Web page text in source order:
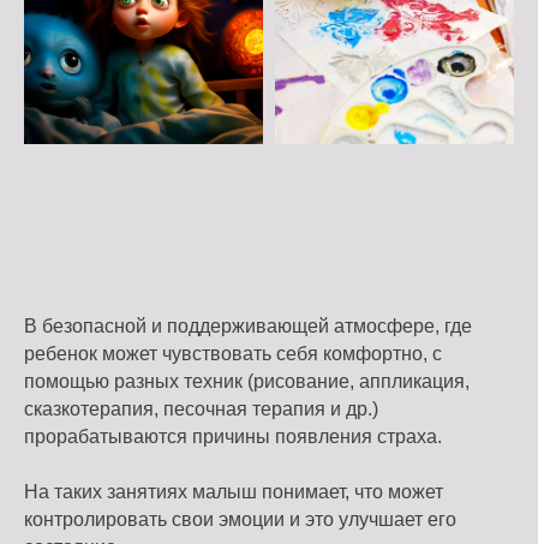
В безопасной и поддерживающей атмосфере, где
ребенок может чувствовать себя комфортно, с
помощью разных техник (рисование, аппликация,
сказкотерапия, песочная терапия и др.)
прорабатываются причины появления страха.
На таких занятиях малыш понимает, что может
контролировать свои эмоции и это улучшает его